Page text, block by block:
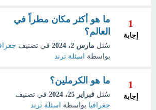
1
إجابة
ما هو أكثر مكان مطراً في
العالم؟
سُئل مارس 2، 2024 في تصنيف
بواسطة
اسئلة ترند
1
إجابة
ما هو الكرملين؟
سُئل فبراير 25، 2024
في تصنيف
جغرافيا بواسطة اسئلة ترند